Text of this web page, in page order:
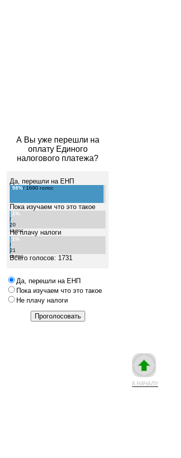
А Вы уже перешли на
оплату Единого
налогового платежа?
Да, перешли на ЕНП
98%/ 1690 голос
Пока изучаем что это такое
1%
/
20
голос
Не плачу налоги
1%
/
21
голос
Всего голосов: 1731
Да, перешли на ЕНП
Пока изучаем что это такое
Не плачу налоги
К НАЧАЛУ